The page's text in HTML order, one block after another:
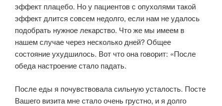
эффект плацебо. Но у пациентов с опухолями такой
эффект длится совсем недолго, если нам не удалось
подобрать нужное лекарство. Что же мы имеем в
нашем случае через несколько дней? Общее
состояние ухудшилось. Вот что она говорит: «После
обеда настроение стало падать.
После еды я почувствовала сильную усталость. Посте
Вашего визита мне стало очень грустно, и я долго